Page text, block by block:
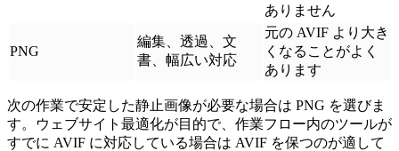
ありません
PNG
編集、透過、文
書、幅広い対応
元の AVIF より大き
くなることがよく
あります
次の作業で安定した静止画像が必要な場合は PNG を選びま
す。ウェブサイト最適化が目的で、作業フロー内のツールが
すでに AVIF に対応している場合は AVIF を保つのが適して